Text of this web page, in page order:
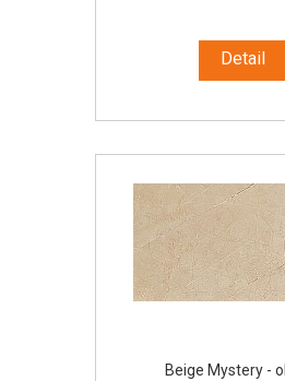
Detail
Beige Mystery -